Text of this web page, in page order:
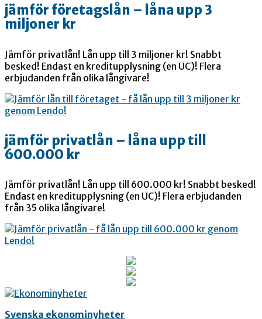
jämför företagslån – låna upp 3
miljoner kr
Jämför privatlån! Lån upp till 3 miljoner kr! Snabbt
besked! Endast en kreditupplysning (en UC)! Flera
erbjudanden från olika långivare!
jämför privatlån – låna upp till
600.000 kr
Jämför privatlån! Lån upp till 600.000 kr! Snabbt besked!
Endast en kreditupplysning (en UC)! Flera erbjudanden
från 35 olika långivare!
Svenska ekonominyheter